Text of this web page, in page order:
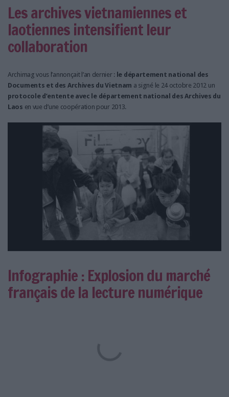
Les archives vietnamiennes et
laotiennes intensifient leur
collaboration
Archimag vous l’annonçait l’an dernier : le département national des
Documents et des Archives du Vietnam a signé le 24 octobre 2012 un
protocole d’entente avec le département national des Archives du
Laos en vue d’une coopération pour 2013.
Infographie : Explosion du marché
français de la lecture numérique